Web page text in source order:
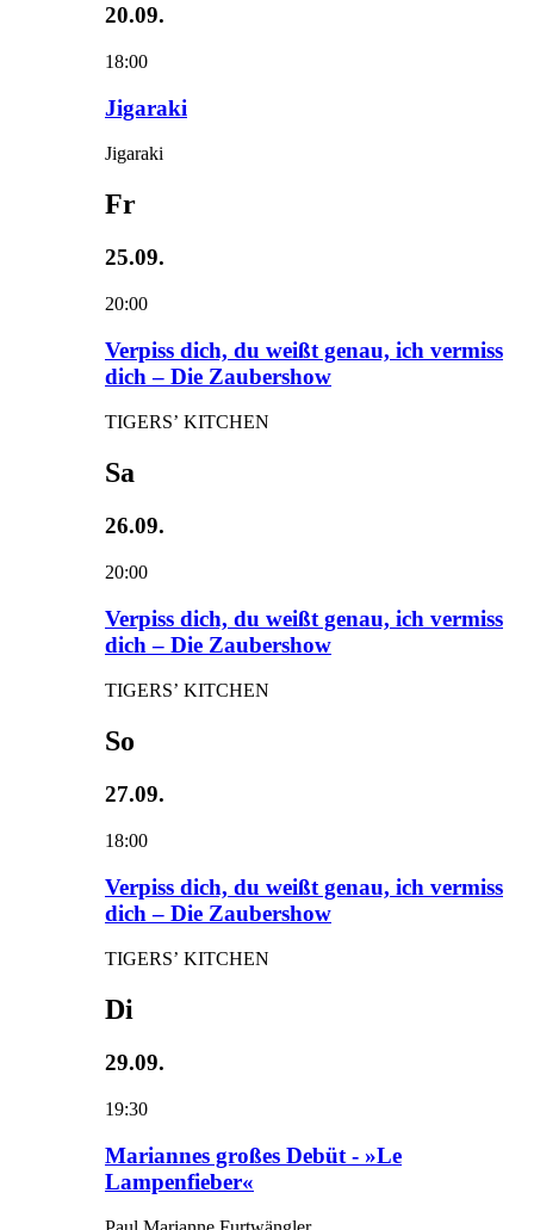
20.09.
18:00
Jigaraki
Jigaraki
Fr
25.09.
20:00
Verpiss dich, du weißt genau, ich vermiss
dich – Die Zaubershow
TIGERS’ KITCHEN
Sa
26.09.
20:00
Verpiss dich, du weißt genau, ich vermiss
dich – Die Zaubershow
TIGERS’ KITCHEN
So
27.09.
18:00
Verpiss dich, du weißt genau, ich vermiss
dich – Die Zaubershow
TIGERS’ KITCHEN
Di
29.09.
19:30
Mariannes großes Debüt - »Le
Lampenfieber«